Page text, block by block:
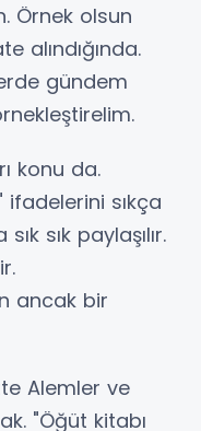
Örnek olsun
alındığında.
gündem
konu da.
sıkça
sık paylaşılır.
ancak bir
Alemler ve
"Öğüt kitabı